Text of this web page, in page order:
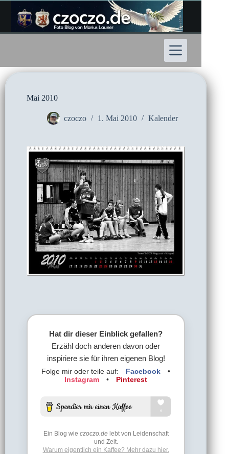
Inhalt
springen
Mai 2010
czoczo 1. Mai 2010 Kalender
Hat dir dieser Einblick gefallen?
Erzähl doch anderen davon oder
inspiriere sie für ihren eigenen Blog!
Folge mir oder teile auf: Facebook
•
Instagram
• Pinterest
Ein Blog wie czoczo.delebt von Leidenschaft
und Zeit.
Warum eigentlich ein Kaffee? Mehr dazu hier.